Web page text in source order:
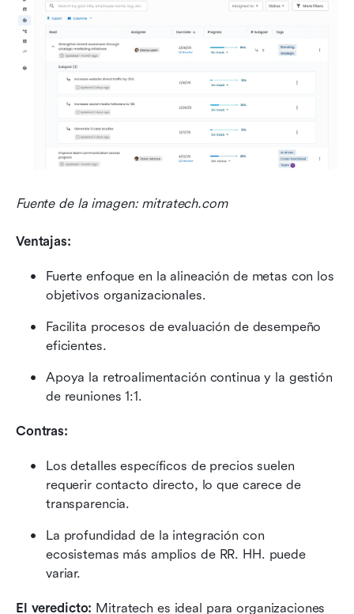
Fuente de la imagen: mitratech.com
Ventajas:
Fuerte enfoque en la alineación de metas con los
objetivos organizacionales.
Facilita procesos de evaluación de desempeño
eficientes.
Apoya la retroalimentación continua y la gestión
de reuniones 1:1.
Contras:
Los detalles específicos de precios suelen
requerir contacto directo, lo que carece de
transparencia.
La profundidad de la integración con
ecosistemas más amplios de RR. HH. puede
variar.
El veredicto: Mitratech es ideal para organizaciones